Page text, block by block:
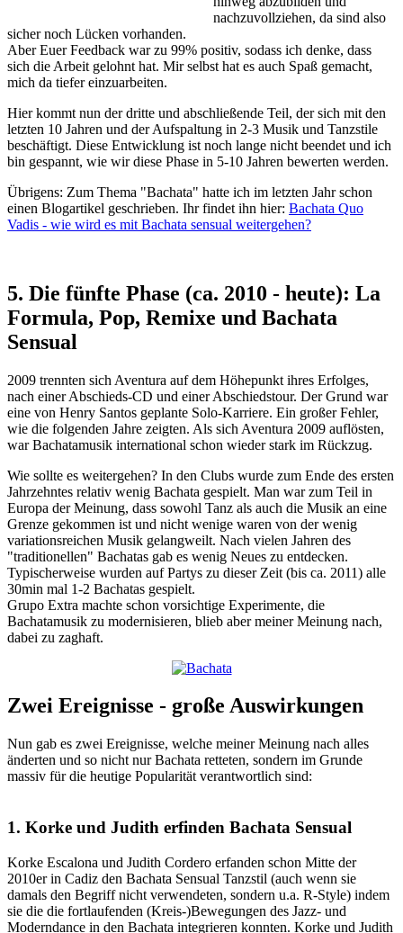
nachzuvollziehen, da sind also
sicher noch Lücken vorhanden.
Aber Euer Feedback war zu 99% positiv, sodass ich denke, dass
sich die Arbeit gelohnt hat. Mir selbst hat es auch Spaß gemacht,
mich da tiefer einzuarbeiten.
Hier kommt nun der dritte und abschließende Teil, der sich mit den
letzten 10 Jahren und der Aufspaltung in 2-3 Musik und Tanzstile
beschäftigt. Diese Entwicklung ist noch lange nicht beendet und ich
bin gespannt, wie wir diese Phase in 5-10 Jahren bewerten werden.
Übrigens: Zum Thema "Bachata" hatte ich im letzten Jahr schon
einen Blogartikel geschrieben. Ihr findet ihn hier: Bachata Quo
Vadis - wie wird es mit Bachata sensual weitergehen?
5. Die fünfte Phase (ca. 2010 - heute): La
Formula, Pop, Remixe und Bachata
Sensual
2009 trennten sich Aventura auf dem Höhepunkt ihres Erfolges,
nach einer Abschieds-CD und einer Abschiedstour. Der Grund war
eine von Henry Santos geplante Solo-Karriere. Ein großer Fehler,
wie die folgenden Jahre zeigten. Als sich Aventura 2009 auflösten,
war Bachatamusik international schon wieder stark im Rückzug.
Wie sollte es weitergehen? In den Clubs wurde zum Ende des ersten
Jahrzehntes relativ wenig Bachata gespielt. Man war zum Teil in
Europa der Meinung, dass sowohl Tanz als auch die Musik an eine
Grenze gekommen ist und nicht wenige waren von der wenig
variationsreichen Musik gelangweilt. Nach vielen Jahren des
"traditionellen" Bachatas gab es wenig Neues zu entdecken.
Typischerweise wurden auf Partys zu dieser Zeit (bis ca. 2011) alle
30min mal 1-2 Bachatas gespielt.
Grupo Extra machte schon vorsichtige Experimente, die
Bachatamusik zu modernisieren, blieb aber meiner Meinung nach,
dabei zu zaghaft.
Zwei Ereignisse - große Auswirkungen
Nun gab es zwei Ereignisse, welche meiner Meinung nach alles
änderten und so nicht nur Bachata retteten, sondern im Grunde
massiv für die heutige Popularität verantwortlich sind:
1. Korke und Judith erfinden Bachata Sensual
Korke Escalona und Judith Cordero erfanden schon Mitte der
2010er in Cadiz den Bachata Sensual Tanzstil (auch wenn sie
damals den Begriff nicht verwendeten, sondern u.a. R-Style) indem
sie die die fortlaufenden (Kreis-)Bewegungen des Jazz- und
Moderndance in den Bachata integrieren konnten. Korke und Judith